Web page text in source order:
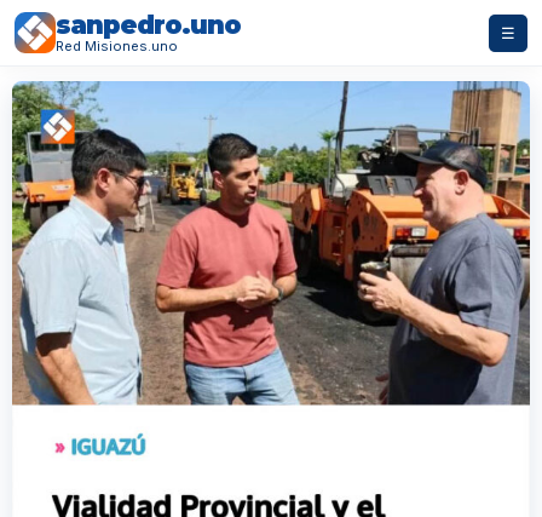
sanpedro.uno
Red Misiones.uno
☰